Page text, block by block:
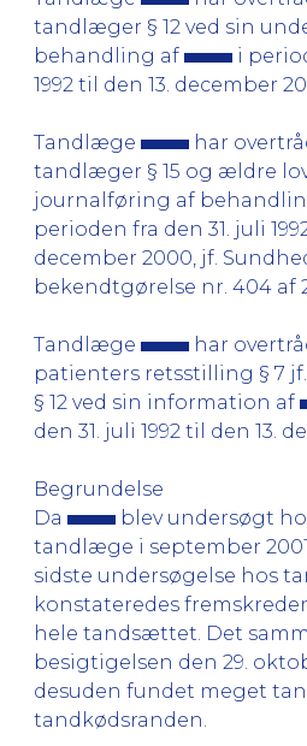
tandlæger § 12 ved sin
behandling af
i
1992 til den 13. december
Tandlæge
har
tandlæger § 15 og ældre
journalføring af
perioden fra den 31. juli
december 2000, jf.
bekendtgørelse nr. 404 af
Tandlæge
har
patienters retsstilling § 7
§ 12 ved sin information af
den 31. juli 1992 til den 13.
Begrundelse
Da
blev undersøgt
tandlæge i september
sidste undersøgelse hos
konstateredes
hele tandsættet. Det
besigtigelsen den 29.
desuden fundet meget
tandkødsranden.